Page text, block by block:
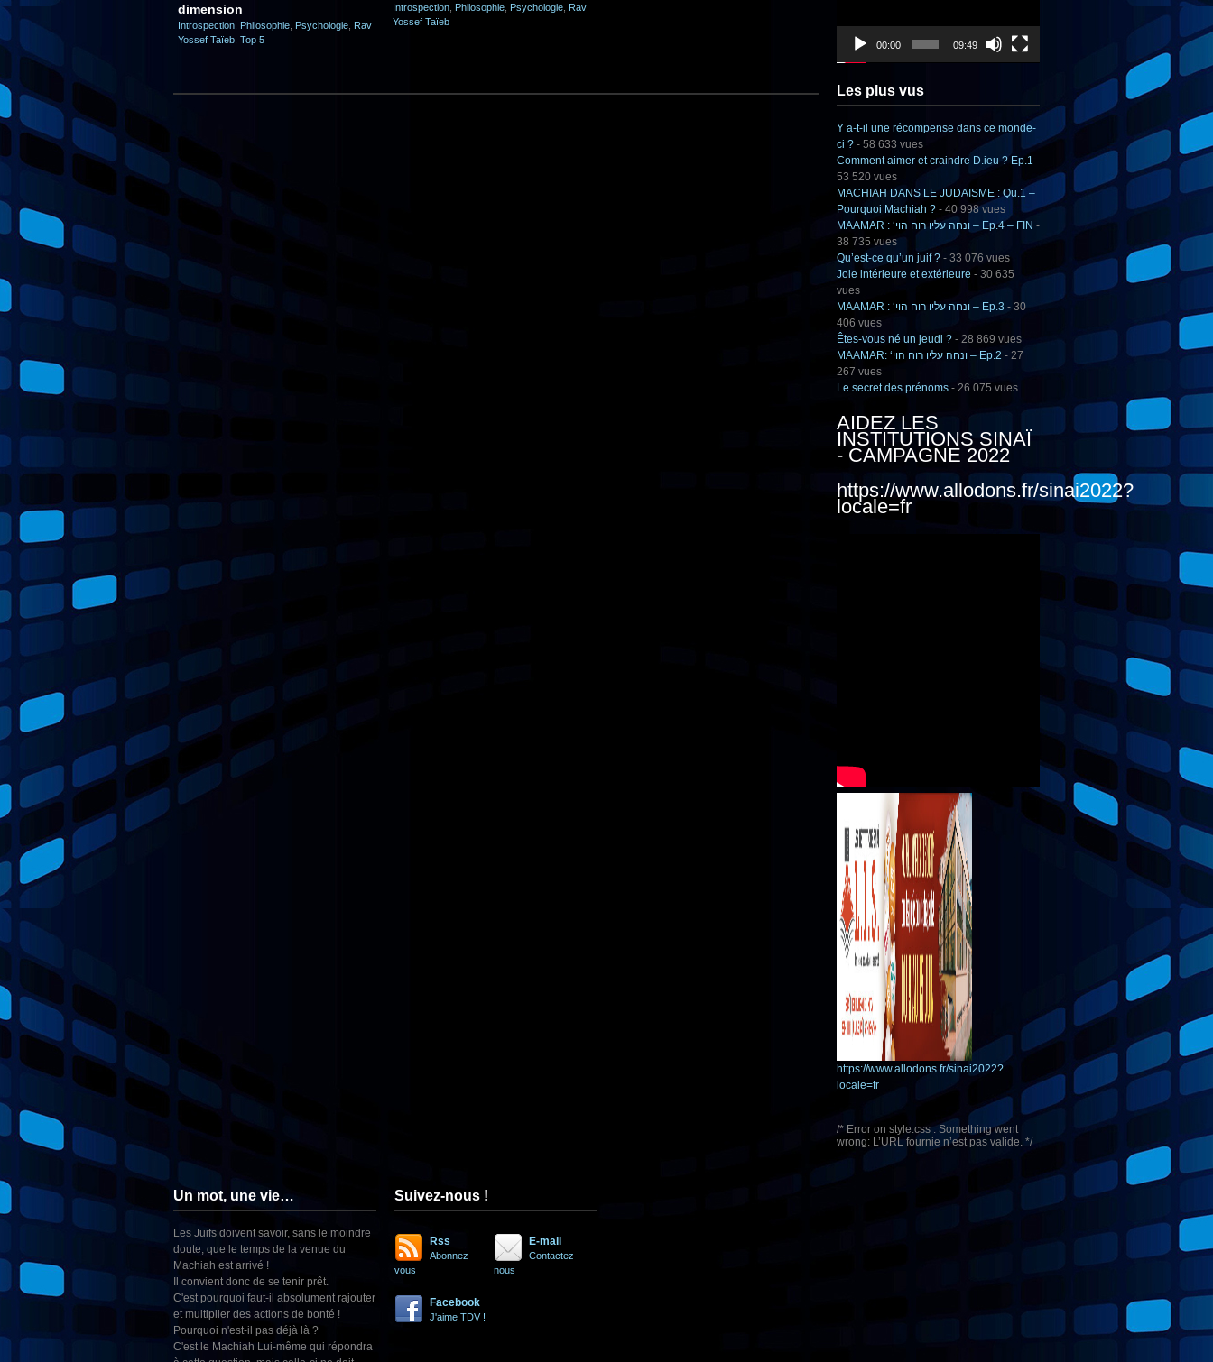
dimension
Introspection Philosophie Psychologie Rav
Yossef Taïeb Top 5
Introspection Philosophie Psychologie Rav
Yossef Taïeb
00:00 09:49
Les plus vus
Y a-t-il une récompense dans ce monde-
ci ? - 58 633 vues
Comment aimer et craindre D.ieu ? Ep.1 -
53 520 vues
MACHIAH DANS LE JUDAISME : Qu.1 –
Pourquoi Machiah ? - 40 998 vues
MAAMAR : ‘ונחה עליו רוח הוי – Ep.4 – FIN -
38 735 vues
Qu’est-ce qu’un juif ? - 33 076 vues
Joie intérieure et extérieure - 30 635
vues
MAAMAR : ‘ונחה עליו רוח הוי – Ep.3 - 30
406 vues
Êtes-vous né un jeudi ? - 28 869 vues
MAAMAR: ‘ונחה עליו רוח הוי – Ep.2 - 27
267 vues
Le secret des prénoms - 26 075 vues
AIDEZ LES
INSTITUTIONS SINAÏ
- CAMPAGNE 2022
https://www.allodons.fr/sinai2022?
locale=fr
https://www.allodons.fr/sinai2022?
locale=fr
/* Error on style.css : Something went
wrong: L’URL fournie n’est pas valide. */
Un mot, une vie…
Les Juifs doivent savoir, sans le moindre
doute, que le temps de la venue du
Machiah est arrivé !
Il convient donc de se tenir prêt.
C'est pourquoi faut-il absolument rajouter
et multiplier des actions de bonté !
Pourquoi n'est-il pas déjà là ?
C'est le Machiah Lui-même qui répondra
Suivez-nous !
Rss
Abonnez-
vous
E-mail
Contactez-
nous
Facebook
J'aime TDV !